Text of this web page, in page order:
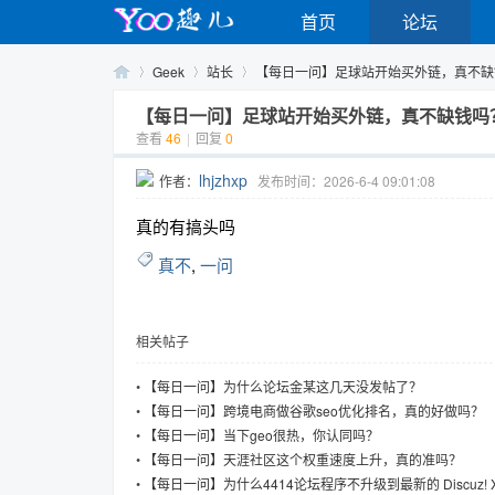
首页 论坛
Geek 站长 【每日一问】足球站开始买外链，真不
【每日一问】足球站开始买外链，真不缺钱吗
查看 46 | 回复 0
作者： lhjzhxp 发布时间：2026-6-4 09:01:08
真的有搞头吗
真不, 一问
相关帖子
• 【每日一问】为什么论坛金某这几天没发帖了？
•
【每日一问】跨境电商做谷歌seo优化排名，真的好做吗？
•
【每日一问】当下geo很热，你认同吗？
•
【每日一问】天涯社区这个权重速度上升，真的准吗？
•
【每日一问】为什么4414论坛程序不升级到最新的 Discuz!